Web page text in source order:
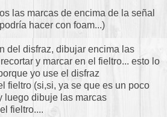
las marcas de encima de la señal
hacer con foam...)
del disfraz, dibujar encima las
y marcar en el fieltro... esto lo
yo use el disfraz
fieltro (si,si, ya se que es un poco
luego dibuje las marcas
fieltro....